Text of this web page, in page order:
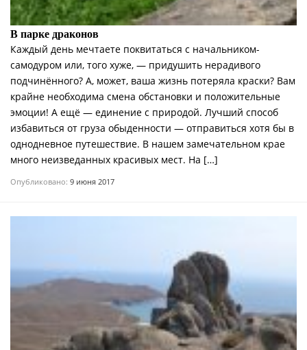
В парке драконов
Каждый день мечтаете поквитаться с начальником-
самодуром или, того хуже, — придушить нерадивого
подчинённого? А, может, ваша жизнь потеряла краски? Вам
крайне необходима смена обстановки и положительные
эмоции! А ещё — единение с природой. Лучший способ
избавиться от груза обыденности — отправиться хотя бы в
однодневное путешествие. В нашем замечательном крае
много неизведанных красивых мест. На […]
Опубликовано: 9 июня 2017